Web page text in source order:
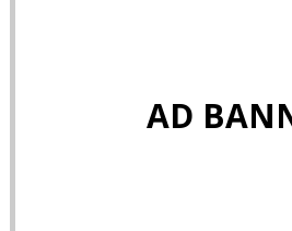
AD